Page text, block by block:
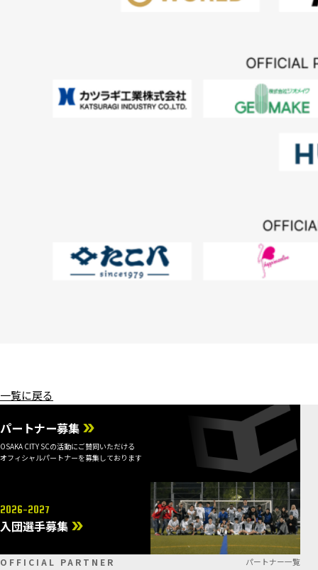
一覧に戻る
パートナー募集
OSAKA CITY SCの活動にご賛同いただける
オフィシャルパートナーを募集しております
2026-2027
入団選手募集
OFFICIAL PARTNER パートナー一覧